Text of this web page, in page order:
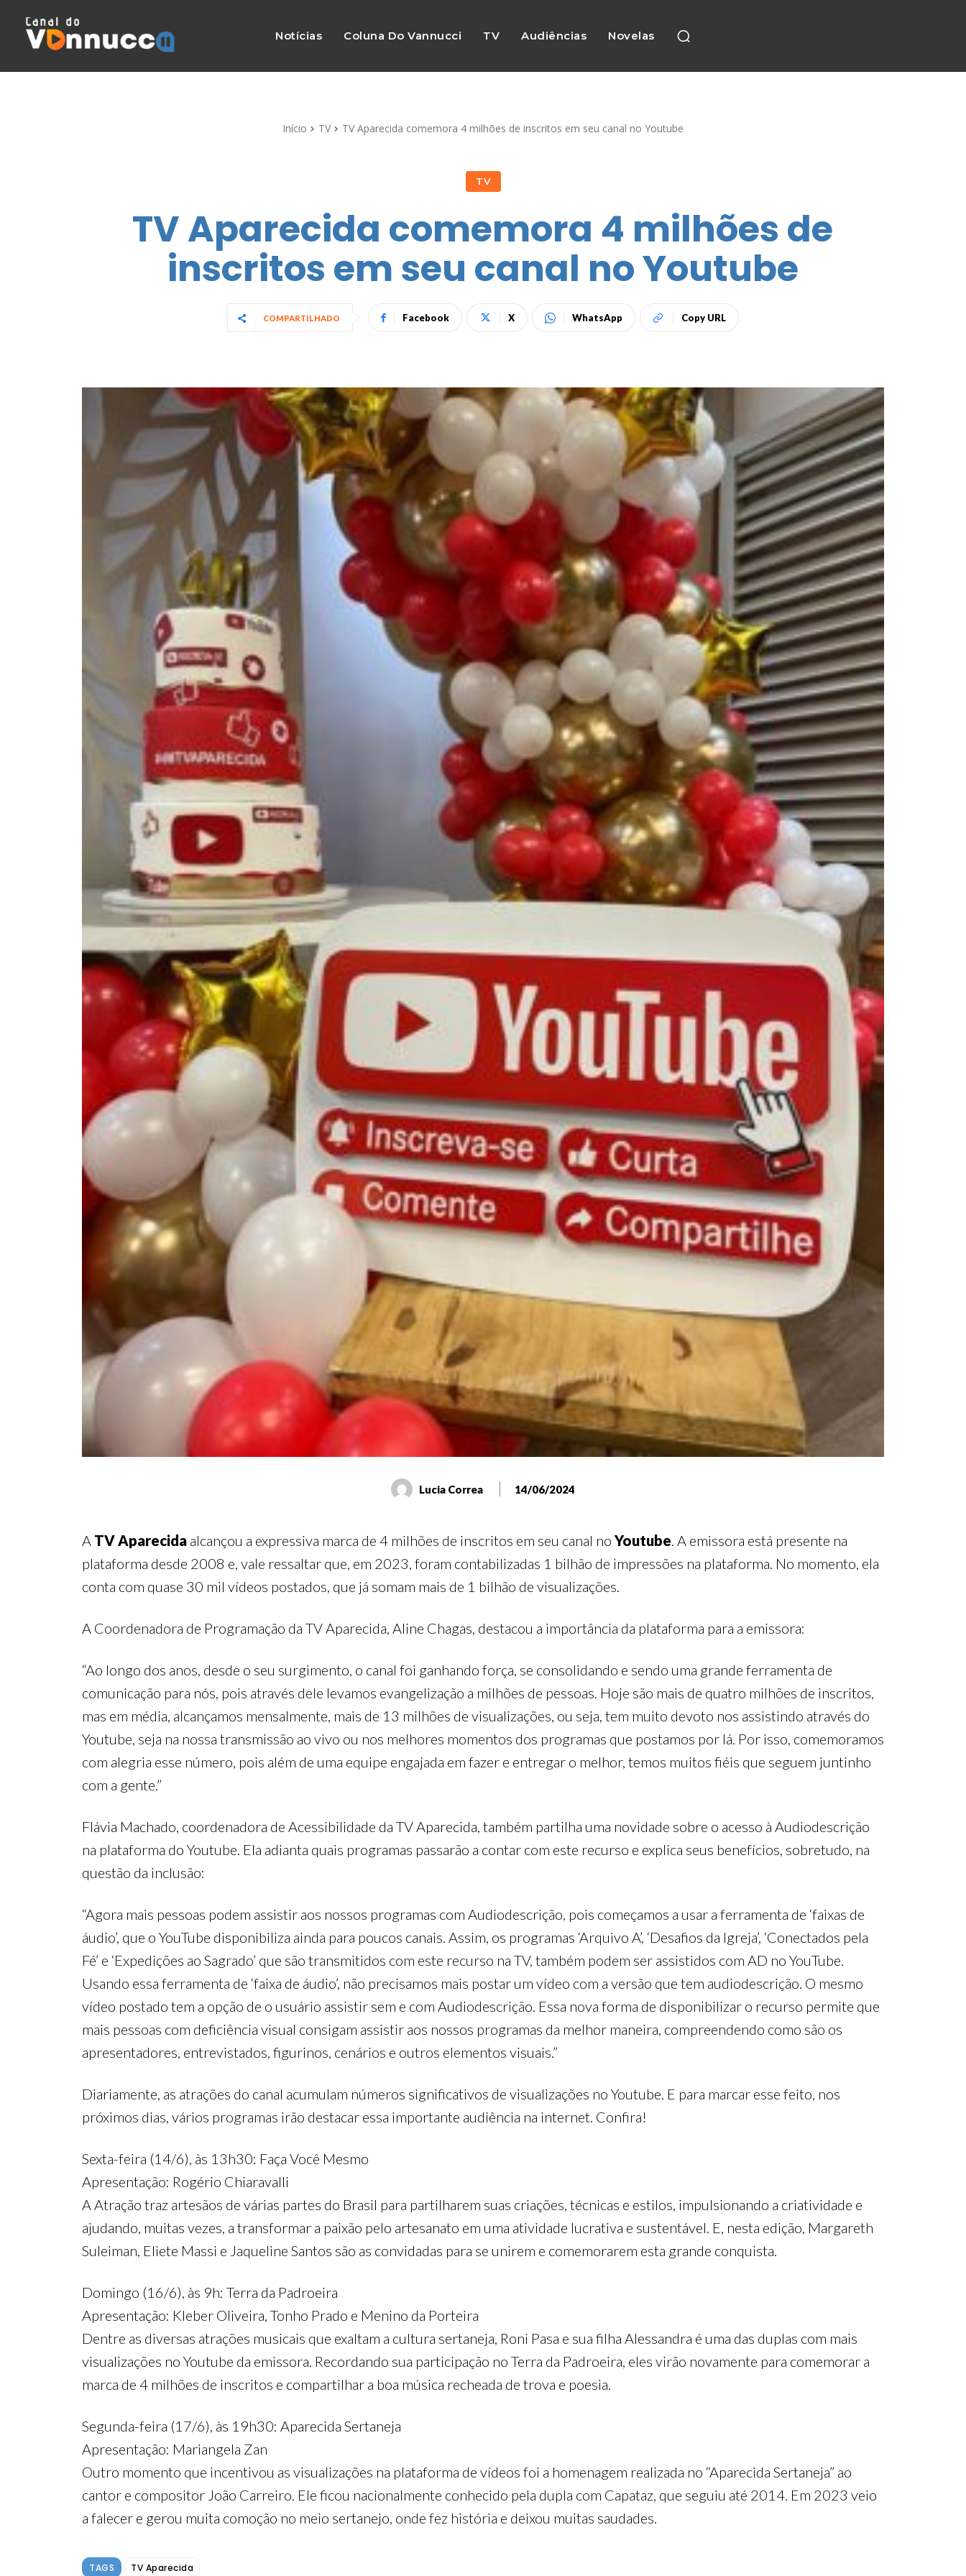
Notícias Coluna Do Vannucci TV Audiências Novelas
Início TV TV Aparecida comemora 4 milhões de inscritos em seu canal no Youtube
TV
TV Aparecida comemora 4 milhões de
inscritos em seu canal no Youtube
COMPARTILHADO Facebook X WhatsApp Copy URL
Lucia Correa 14/06/2024
A TV Aparecida alcançou a expressiva marca de 4 milhões de inscritos em seu canal no Youtube. A emissora está presente na
plataforma desde 2008 e, vale ressaltar que, em 2023, foram contabilizadas 1 bilhão de impressões na plataforma. No momento, ela
conta com quase 30 mil vídeos postados, que já somam mais de 1 bilhão de visualizações.
A Coordenadora de Programação da TV Aparecida, Aline Chagas, destacou a importância da plataforma para a emissora:
“Ao longo dos anos, desde o seu surgimento, o canal foi ganhando força, se consolidando e sendo uma grande ferramenta de
comunicação para nós, pois através dele levamos evangelização a milhões de pessoas. Hoje são mais de quatro milhões de inscritos,
mas em média, alcançamos mensalmente, mais de 13 milhões de visualizações, ou seja, tem muito devoto nos assistindo através do
Youtube, seja na nossa transmissão ao vivo ou nos melhores momentos dos programas que postamos por lá. Por isso, comemoramos
com alegria esse número, pois além de uma equipe engajada em fazer e entregar o melhor, temos muitos fiéis que seguem juntinho
com a gente.”
Flávia Machado, coordenadora de Acessibilidade da TV Aparecida, também partilha uma novidade sobre o acesso à Audiodescrição
na plataforma do Youtube. Ela adianta quais programas passarão a contar com este recurso e explica seus benefícios, sobretudo, na
questão da inclusão:
“Agora mais pessoas podem assistir aos nossos programas com Audiodescrição, pois começamos a usar a ferramenta de ‘faixas de
áudio’, que o YouTube disponibiliza ainda para poucos canais. Assim, os programas ‘Arquivo A’, ‘Desafios da Igreja’, ‘Conectados pela
Fé’ e ‘Expedições ao Sagrado’ que são transmitidos com este recurso na TV, também podem ser assistidos com AD no YouTube.
Usando essa ferramenta de ‘faixa de áudio’, não precisamos mais postar um vídeo com a versão que tem audiodescrição. O mesmo
vídeo postado tem a opção de o usuário assistir sem e com Audiodescrição. Essa nova forma de disponibilizar o recurso permite que
mais pessoas com deficiência visual consigam assistir aos nossos programas da melhor maneira, compreendendo como são os
apresentadores, entrevistados, figurinos, cenários e outros elementos visuais.”
Diariamente, as atrações do canal acumulam números significativos de visualizações no Youtube. E para marcar esse feito, nos
próximos dias, vários programas irão destacar essa importante audiência na internet. Confira!
Sexta-feira (14/6), às 13h30: Faça Você Mesmo
Apresentação: Rogério Chiaravalli
A Atração traz artesãos de várias partes do Brasil para partilharem suas criações, técnicas e estilos, impulsionando a criatividade e
ajudando, muitas vezes, a transformar a paixão pelo artesanato em uma atividade lucrativa e sustentável. E, nesta edição, Margareth
Suleiman, Eliete Massi e Jaqueline Santos são as convidadas para se unirem e comemorarem esta grande conquista.
Domingo (16/6), às 9h: Terra da Padroeira
Apresentação: Kleber Oliveira, Tonho Prado e Menino da Porteira
Dentre as diversas atrações musicais que exaltam a cultura sertaneja, Roni Pasa e sua filha Alessandra é uma das duplas com mais
visualizações no Youtube da emissora. Recordando sua participação no Terra da Padroeira, eles virão novamente para comemorar a
marca de 4 milhões de inscritos e compartilhar a boa música recheada de trova e poesia.
Segunda-feira (17/6), às 19h30: Aparecida Sertaneja
Apresentação: Mariangela Zan
Outro momento que incentivou as visualizações na plataforma de vídeos foi a homenagem realizada no “Aparecida Sertaneja” ao
cantor e compositor João Carreiro. Ele ficou nacionalmente conhecido pela dupla com Capataz, que seguiu até 2014. Em 2023 veio
a falecer e gerou muita comoção no meio sertanejo, onde fez história e deixou muitas saudades.
TAGS TV Aparecida